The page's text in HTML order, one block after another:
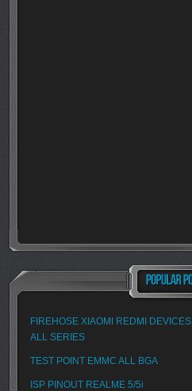
FIREHOSE XIAOMI REDMI DEVICES
ALL SERIES
TEST POINT EMMC ALL BGA
ISP PINOUT REALME 5/5i